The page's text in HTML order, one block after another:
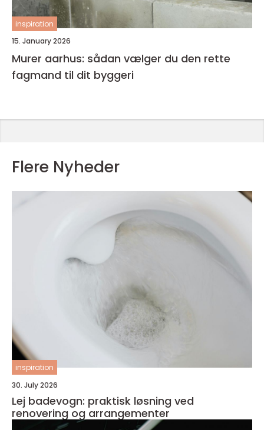
inspiration
15. January 2026
Murer aarhus: sådan vælger du den rette
fagmand til dit byggeri
Flere Nyheder
inspiration
30. July 2026
Lej badevogn: praktisk løsning ved
renovering og arrangementer